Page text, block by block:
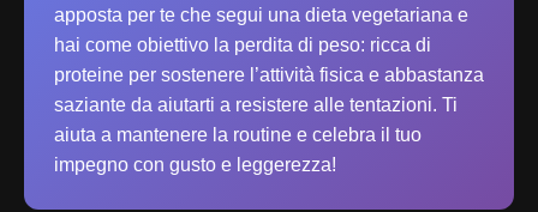
apposta per te che segui una dieta vegetariana e
hai come obiettivo la perdita di peso: ricca di
proteine per sostenere l’attività fisica e abbastanza
saziante da aiutarti a resistere alle tentazioni. Ti
aiuta a mantenere la routine e celebra il tuo
impegno con gusto e leggerezza!